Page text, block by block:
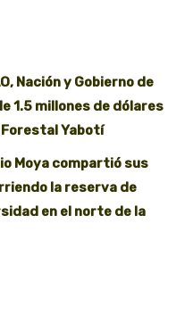
Nación y Gobierno de
1.5 millones de dólares
Yabotí
Moya compartió sus
la reserva de
en el norte de la